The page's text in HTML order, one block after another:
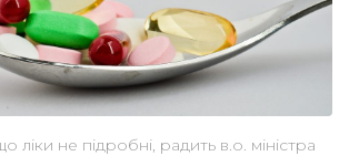
ліки не підробні, радить в.о. міністра